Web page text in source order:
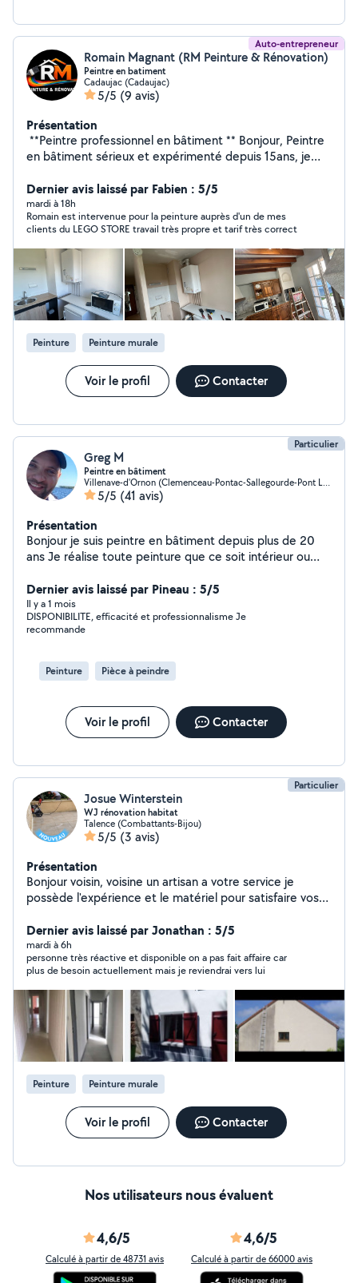
Auto-entrepreneur
Romain Magnant (RM Peinture & Rénovation)
Peintre en batiment
Cadaujac (Cadaujac)
5/5 (9 avis)
Présentation
️ **Peintre professionnel en bâtiment ** Bonjour, Peintre
en bâtiment sérieux et expérimenté depuis 15ans, je
peinture et rénovation. **Disponible en Gironde et
alentours** Mes prestations : Peinture intérieure (murs,
plafonds, boiseries) Peinture extérieure (façades,
volets, portails) Préparation des supports (enduit,
ratissage, ponçage) Pose de tapisserie et revêtements
muraux Revêtement de sols (selon projet) Mes
engagements : Travail soigné et de qualité Respect des
délais Conseils personnalisés Chantier propre après
intervention Possibilité d'envoyer des photos de
réalisations sur demande. N'hésitez pas à me contacter
pour un devis gratuit !
Dernier avis laissé par Fabien : 5/5
mardi à 18h
Romain est intervenue pour la peinture auprès d'un de mes
clients du LEGO STORE travail très propre et tarif très correct
Peinture Peinture murale
Voir le profil Contacter
Particulier
Greg M
Peintre en bâtiment
Villenave-d'Ornon (Clemenceau-Pontac-Sallegourde-Pont Langon)
5/5 (41 avis)
Présentation
Bonjour je suis peintre en bâtiment depuis plus de 20
ans Je réalise toute peinture que ce soit intérieur ou
de verre) pose de parquet(stratifié ou pvc) Pose de lino
et du vitrage
Dernier avis laissé par Pineau : 5/5
Il y a 1 mois
DISPONIBILITE, efficacité et professionnalisme Je
recommande
Peinture Pièce à peindre
Voir le profil Contacter
Particulier
Josue Winterstein
WJ rénovation habitat
Talence (Combattants-Bijou)
5/5 (3 avis)
Présentation
Bonjour voisin, voisine un artisan a votre service je
possède l'expérience et le matériel pour satisfaire vos
intervention rapide des placements et devis gratuits je
reste à votre disposition cordialement.josuè l'artisan
Dernier avis laissé par Jonathan : 5/5
mardi à 6h
personne très réactive et disponible on a pas fait affaire car
plus de besoin actuellement mais je reviendrai vers lui
Peinture Peinture murale
Voir le profil Contacter
Nos utilisateurs nous évaluent
4,6/5
Calculé à partir de 48731 avis
4,6/5
Calculé à partir de 66000 avis